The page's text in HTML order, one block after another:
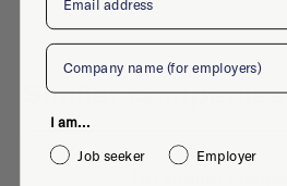
Similar companies
Company
I am...
Job seeker
Employer